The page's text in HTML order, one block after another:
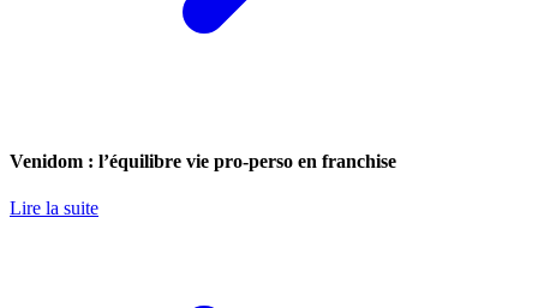
Venidom : l’équilibre vie pro-perso en franchise
Lire la suite